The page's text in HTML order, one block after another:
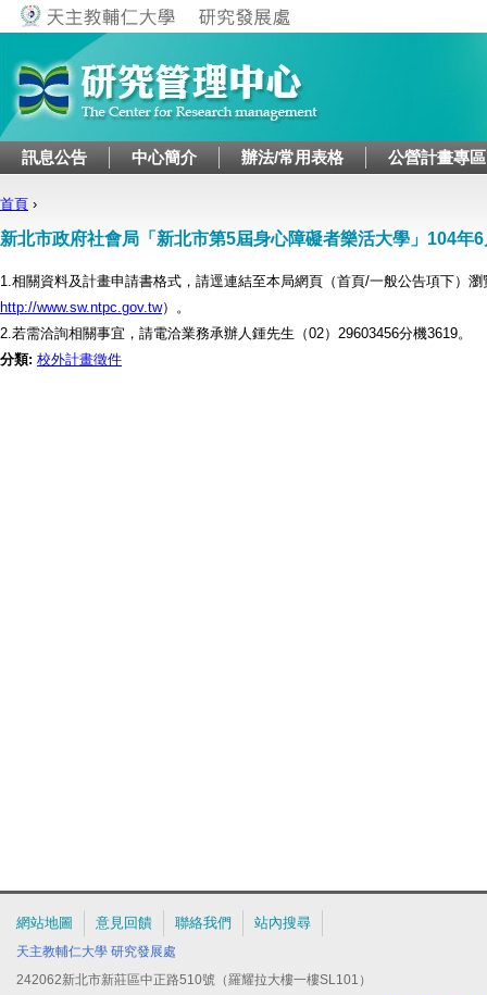
Jump to navigation
訊息公告 中心簡介 辦法/常用表格 公營計畫專區
您在這裡
首頁 ›
新北市政府社會局「新北市第5屆身心障礙者樂活大學」104年
1.相關資料及計畫申請書格式，請逕連結至本局網頁（首頁/一般公告項下）
http://www.sw.ntpc.gov.tw）。
2.若需洽詢相關事宜，請電洽業務承辦人鍾先生（02）29603456分機3619。
分類: 校外計畫徵件
網站地圖 意見回饋 聯絡我們 站內搜尋
天主教輔仁大學 研究發展處
242062新北市新莊區中正路510號（羅耀拉大樓一樓SL101）